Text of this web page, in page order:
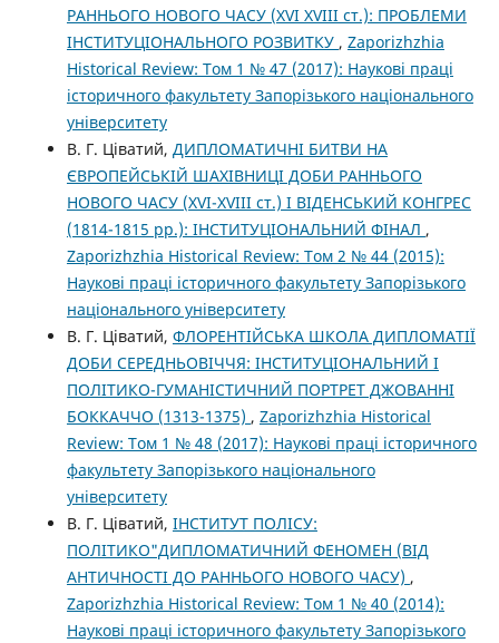
РАННЬОГО НОВОГО ЧАСУ (ХVІ ХVІІІ ст.): ПРОБЛЕМИ
ІНСТИТУЦІОНАЛЬНОГО РОЗВИТКУ , Zaporizhzhia
Historical Review: Том 1 № 47 (2017): Наукові праці
історичного факультету Запорізького національного
університету
В. Г. Ціватий, ДИПЛОМАТИЧНІ БИТВИ НА
ЄВРОПЕЙСЬКІЙ ШАХІВНИЦІ ДОБИ РАННЬОГО
НОВОГО ЧАСУ (ХVІ-ХVІІІ ст.) І ВІДЕНСЬКИЙ КОНГРЕС
(1814-1815 рр.): ІНСТИТУЦІОНАЛЬНИЙ ФІНАЛ ,
Zaporizhzhia Historical Review: Том 2 № 44 (2015):
Наукові праці історичного факультету Запорізького
національного університету
В. Г. Ціватий, ФЛОРЕНТІЙСЬКА ШКОЛА ДИПЛОМАТІЇ
ДОБИ СЕРЕДНЬОВІЧЧЯ: ІНСТИТУЦІОНАЛЬНИЙ І
ПОЛІТИКО-ГУМАНІСТИЧНИЙ ПОРТРЕТ ДЖОВАННІ
БОККАЧЧО (1313-1375) , Zaporizhzhia Historical
Review: Том 1 № 48 (2017): Наукові праці історичного
факультету Запорізького національного
університету
В. Г. Ціватий, ІНСТИТУТ ПОЛІСУ:
ПОЛІТИКО"ДИПЛОМАТИЧНИЙ ФЕНОМЕН (ВІД
АНТИЧНОСТІ ДО РАННЬОГО НОВОГО ЧАСУ) ,
Zaporizhzhia Historical Review: Том 1 № 40 (2014):
Наукові праці історичного факультету Запорізького